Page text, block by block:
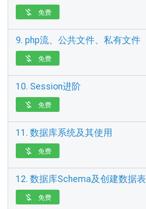
 免费
9. php流、公共文件、私有文件
 免费
10. Session进阶
 免费
11. 数据库系统及其使用
 免费
12. 数据库Schema及创建数据表
 免费